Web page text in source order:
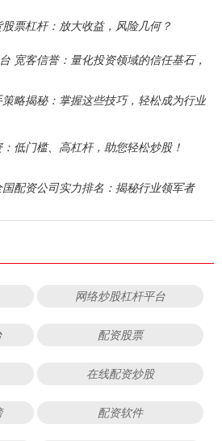
票杠杆：放大收益，风险几何？
宽客信誉：量化投资领域的信任基石，
略揭秘：掌握这些技巧，轻松成为行业
线配资：低门槛、高杠杆，助您轻松炒股！
票怎么开户 全国配资公司实力排名：揭秘行业领军者
网络炒股杠杆平台
配资股票
在线配资炒股
配资软件